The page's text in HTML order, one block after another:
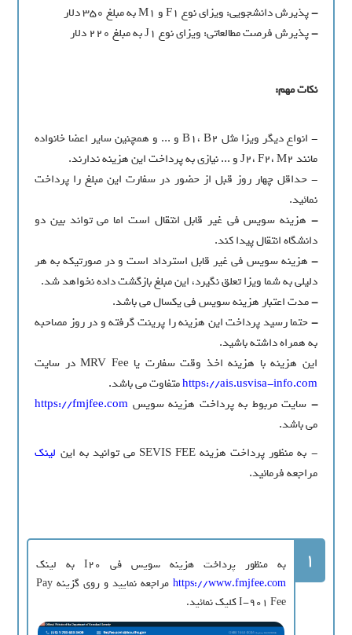
-پذیرش دانشجویی: ویزای نوع F1 و M1 به مبلغ 350 دلار
-پذیرش فرصت مطالعاتی: ویزای نوع J1 به مبلغ 220 دلار
نکات مهم:
- انواع دیگر ویزا مثل B1، B2 و ... و همچنین سایر اعضا خانواده
مانند J2، F2، M2 و ... نیازی به پرداخت این هزینه ندارند.
- حداقل چهار روز قبل از حضور در سفارت این مبلغ را پرداخت
نمائید.
- هزینه سویس فی غیر قابل انتقال است اما می تواند بین دو
دانشگاه انتقال پیدا کند.
- هزینه سویس فی غیر قابل استرداد است و در صورتیکه به هر
دلیلی به شما ویزا تعلق نگیرد، این مبلغ بازگشت داده نخواهد شد.
-مدت اعتبار هزینه سویس فی یکسال می باشد.
-حتما رسید پرداخت این هزینه را پرینت گرفته و در روز مصاحبه
به همراه داشته باشید.
این هزینه با هزینه اخذ وقت سفارت یا MRV Fee در سایت
https://ais.usvisa-info.comمتفاوت می باشد.
- سایت مربوط به پرداخت هزینه سویس https://fmjfee.com
می باشد.
- به منظور پرداخت هزینه SEVIS FEE می توانید به این
لینک
مراجعه فرمائید.
1
به منظور پرداخت هزینه سویس فی I20 به لینک
https://www.fmjfee.com
مراجعه نمایید و روی گزینه Pay
I-901 Fee کلیک نمائید.